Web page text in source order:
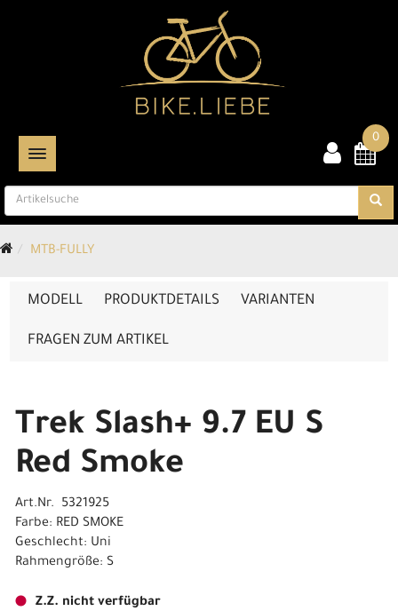
TOGGLE NAVIGATION
0
MTB-FULLY
MODELL PRODUKTDETAILS VARIANTEN
FRAGEN ZUM ARTIKEL
Trek Slash+ 9.7 EU S
Red Smoke
Art.Nr. 5321925
Farbe: RED SMOKE
Geschlecht: Uni
Rahmengröße: S
Z.Z. nicht verfügbar